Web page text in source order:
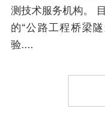
测技术服务机构。
的“公路工程桥梁
验....